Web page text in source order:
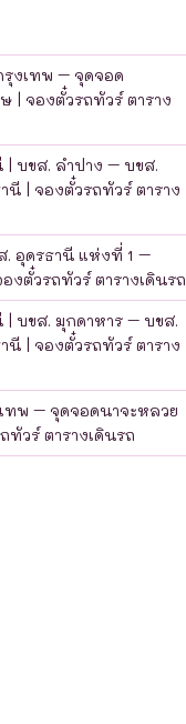
งเทพ – จุดจอด
| จองตั๋วรถทัวร์ ตาราง
| บขส. ลำปาง – บขส.
นี | จองตั๋วรถทัวร์ ตาราง
. อุดรธานี แห่งที่ 1 –
งตั๋วรถทัวร์ ตารางเดินรถ
| บขส. มุกดาหาร – บขส.
นี | จองตั๋วรถทัวร์ ตาราง
ทพ – จุดจอดนาจะหลวย
ทัวร์ ตารางเดินรถ